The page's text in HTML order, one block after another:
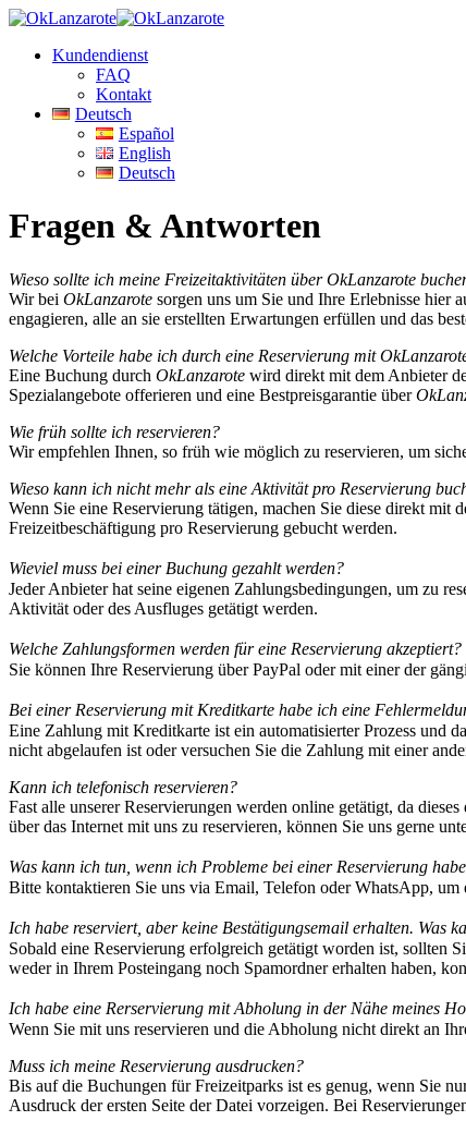
Kundendienst
FAQ
Kontakt
Deutsch
Español
English
Deutsch
Fragen & Antworten
Wieso sollte ich meine Freizeitaktivitäten über OkLanzarote
Wir bei OkLanzarote sorgen uns um Sie und Ihre Erlebnisse hier
engagieren, alle an sie erstellten Erwartungen erfüllen und das
Welche Vorteile habe ich durch eine Reservierung mit
Eine Buchung durch OkLanzarote wird direkt mit dem Anbieter
Spezialangebote offerieren und eine Bestpreisgarantie über
Wie früh sollte ich reservieren?
Wir empfehlen Ihnen, so früh wie möglich zu reservieren, um
Wieso kann ich nicht mehr als eine Aktivität pro Reservierung
Wenn Sie eine Reservierung tätigen, machen Sie diese direkt
Freizeitbeschäftigung pro Reservierung gebucht werden.
Wieviel muss bei einer Buchung gezahlt werden?
Jeder Anbieter hat seine eigenen Zahlungsbedingungen, um zu
Aktivität oder des Ausfluges getätigt werden.
Welche Zahlungsformen werden für eine Reservierung akzeptiert?
Sie können Ihre Reservierung über PayPal oder mit einer der
Bei einer Reservierung mit Kreditkarte habe ich eine
Eine Zahlung mit Kreditkarte ist ein automatisierter Prozess und
nicht abgelaufen ist oder versuchen Sie die Zahlung mit einer
Kann ich telefonisch reservieren?
Fast alle unserer Reservierungen werden online getätigt, da
über das Internet mit uns zu reservieren, können Sie uns gerne
Was kann ich tun, wenn ich Probleme bei einer Reservierung
Bitte kontaktieren Sie uns via Email, Telefon oder WhatsApp,
Ich habe reserviert, aber keine Bestätigungsemail erhalten. Was
Sobald eine Reservierung erfolgreich getätigt worden ist, sollten
weder in Ihrem Posteingang noch Spamordner erhalten haben,
Ich habe eine Rerservierung mit Abholung in der Nähe meines
Wenn Sie mit uns reservieren und die Abholung nicht direkt an
Muss ich meine Reservierung ausdrucken?
Bis auf die Buchungen für Freizeitparks ist es genug, wenn Sie
Ausdruck der ersten Seite der Datei vorzeigen. Bei